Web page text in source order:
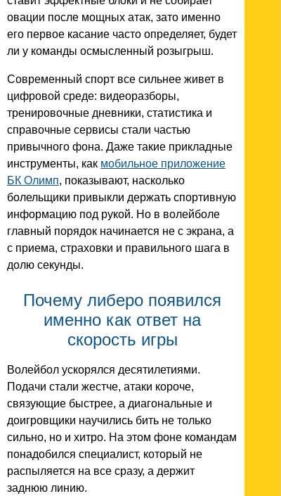
овации после мощных атак, зато именно
его первое касание часто определяет, будет
ли у команды осмысленный розыгрыш.
Современный спорт все сильнее живет в
цифровой среде: видеоразборы,
тренировочные дневники, статистика и
справочные сервисы стали частью
привычного фона. Даже такие прикладные
инструменты, как мобильное приложение
БК Олимп, показывают, насколько
болельщики привыкли держать спортивную
информацию под рукой. Но в волейболе
главный порядок начинается не с экрана, а
с приема, страховки и правильного шага в
долю секунды.
Почему либеро появился
именно как ответ на
скорость игры
Волейбол ускорялся десятилетиями.
Подачи стали жестче, атаки короче,
связующие быстрее, а диагональные и
доигровщики научились бить не только
сильно, но и хитро. На этом фоне командам
понадобился специалист, который не
распыляется на все сразу, а держит
заднюю линию.